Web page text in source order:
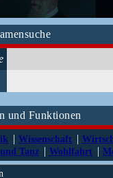
und Funktionen
| Wissenschaft |
Tanz | Wohlfahrt |